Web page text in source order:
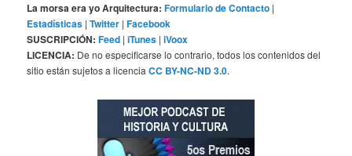
La morsa era yo Arquitectura: Formulario de Contacto |
Estadísticas |Twitter |Facebook
SUSCRIPCIÓN: Feed |iTunes |iVoox
LICENCIA: De no especificarse lo contrario, todos los contenidos del
sitio están sujetos a licenciaCC BY-NC-ND 3.0.